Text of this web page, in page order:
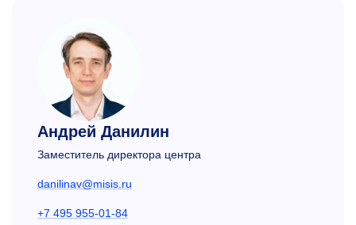
Андрей Данилин
Заместитель директора центра
danilinav@misis.ru
+7 495 955-01-84